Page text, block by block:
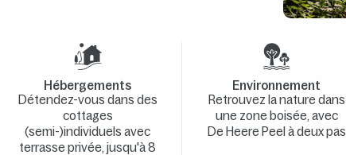
Hébergements
Détendez-vous dans des
cottages
(semi-)individuels avec
terrasse privée, jusqu'à 8
Environnement
Retrouvez la nature dans
une zone boisée, avec
De Heere Peel à deux pas